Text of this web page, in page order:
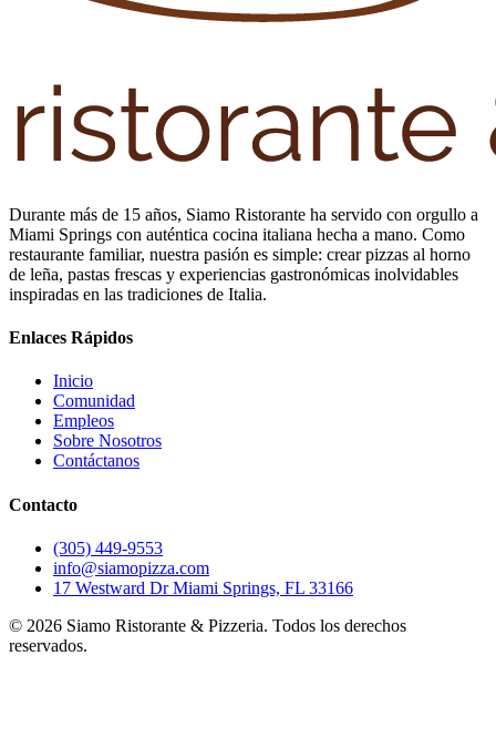
Durante más de 15 años, Siamo Ristorante ha servido con orgullo a
Miami Springs con auténtica cocina italiana hecha a mano. Como
restaurante familiar, nuestra pasión es simple: crear pizzas al horno
de leña, pastas frescas y experiencias gastronómicas inolvidables
inspiradas en las tradiciones de Italia.
Enlaces Rápidos
Inicio
Comunidad
Empleos
Sobre Nosotros
Contáctanos
Contacto
(305) 449-9553
info@siamopizza.com
17 Westward Dr Miami Springs, FL 33166
© 2026 Siamo Ristorante & Pizzeria. Todos los derechos
reservados.